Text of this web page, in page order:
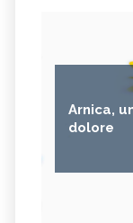
Arnica,
dolore